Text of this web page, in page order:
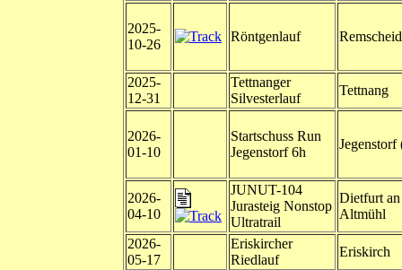
2025-
10-26
Röntgenlauf Remscheid
2025-
12-31
Tettnanger
Silvesterlauf
Tettnang
2026-
01-10
Startschuss Run
Jegenstorf 6h
Jegenstorf
2026-
04-10
JUNUT-104
Jurasteig Nonstop
Ultratrail
Dietfurt
Altmühl
2026-
05-17
Eriskircher
Riedlauf
Eriskirch